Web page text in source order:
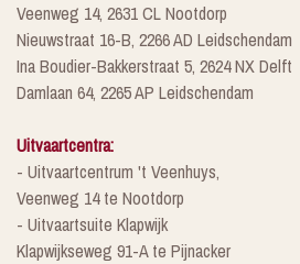
Veenweg 14, 2631 CL Nootdorp
Nieuwstraat 16-B, 2266 AD Leidschendam
Ina Boudier-Bakkerstraat 5, 2624 NX Delft
Damlaan 64, 2265 AP Leidschendam
Uitvaartcentra:
- Uitvaartcentrum 't Veenhuys,
Veenweg 14 te Nootdorp
- Uitvaartsuite Klapwijk
Klapwijkseweg 91-A te Pijnacker